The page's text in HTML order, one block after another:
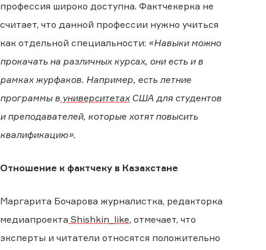
профессия широко доступна. Фактчекерка не
считает, что данной профессии нужно учиться
как отдельной специальности: «Навыки можно
прокачать на различных курсах, они есть и в
рамках журфаков. Например, есть летние
программы в университетахСША для студентов
и преподавателей, которые хотят повысить
квалификацию».
Отношение к фактчеку в Казахстане
Маргарита Бочарова журналистка, редакторка
медиапроекта Shishkin_like, отмечает, что
эксперты и читатели относятся положительно